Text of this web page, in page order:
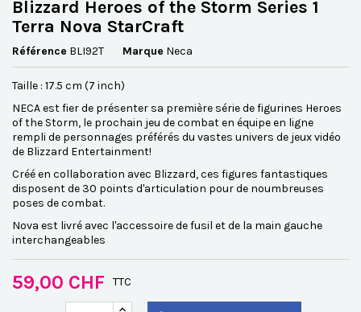
Blizzard Heroes of the Storm Series 1
Terra Nova StarCraft
Référence BLI92T Marque Neca
Taille : 17.5 cm (7 inch)
NECA est fier de présenter sa première série de figurines Heroes
of the Storm, le prochain jeu de combat en équipe en ligne
rempli de personnages préférés du vastes univers de jeux vidéo
de Blizzard Entertainment!
Créé en collaboration avec Blizzard, ces figures fantastiques
disposent de 30 points d'articulation pour de noumbreuses
poses de combat.
Nova est livré avec l'accessoire de fusil et de la main gauche
interchangeables
59,00 CHF TTC